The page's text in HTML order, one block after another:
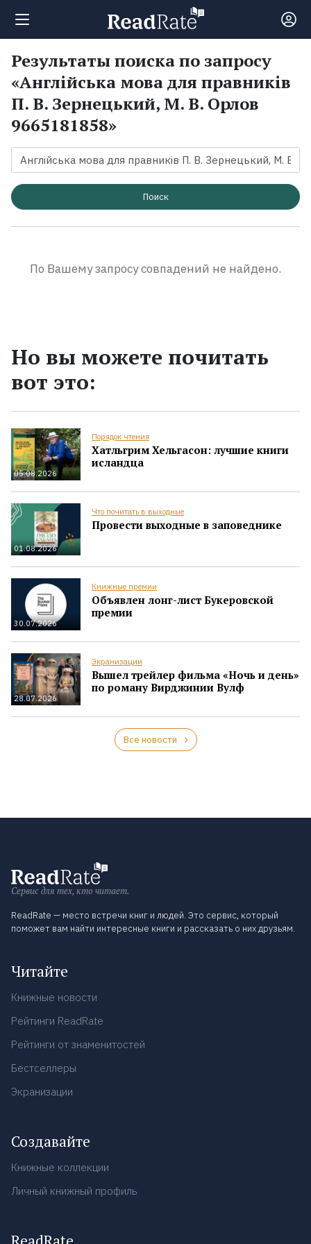
Поиск
Новости
Рейтинги
Книги
Результаты поиска по запросу
«Англійська мова для правників
П. В. Зернецький, М. В. Орлов
9665181858»
Поиск
По Вашему запросу совпадений не найдено.
Но вы можете почитать
вот это:
05.08.2026
Порядок чтения
Хатльгрим Хельгасон: лучшие книги
исландца
01.08.2026
Что почитать в выходные
Провести выходные в заповеднике
30.07.2026
Книжные премии
Объявлен лонг-лист Букеровской
премии
28.07.2026
Экранизации
Вышел трейлер фильма «Ночь и день»
по роману Вирджинии Вулф
Все новости
Сервис для тех, кто читает.
ReadRate — место встречи книг и людей. Это сервис, который
поможет вам найти интересные книги и рассказать о них друзьям.
Читайте
Книжные новости
Рейтинги ReadRate
Рейтинги от знаменитостей
Бестселлеры
Экранизации
Создавайте
Книжные коллекции
Личный книжный профиль